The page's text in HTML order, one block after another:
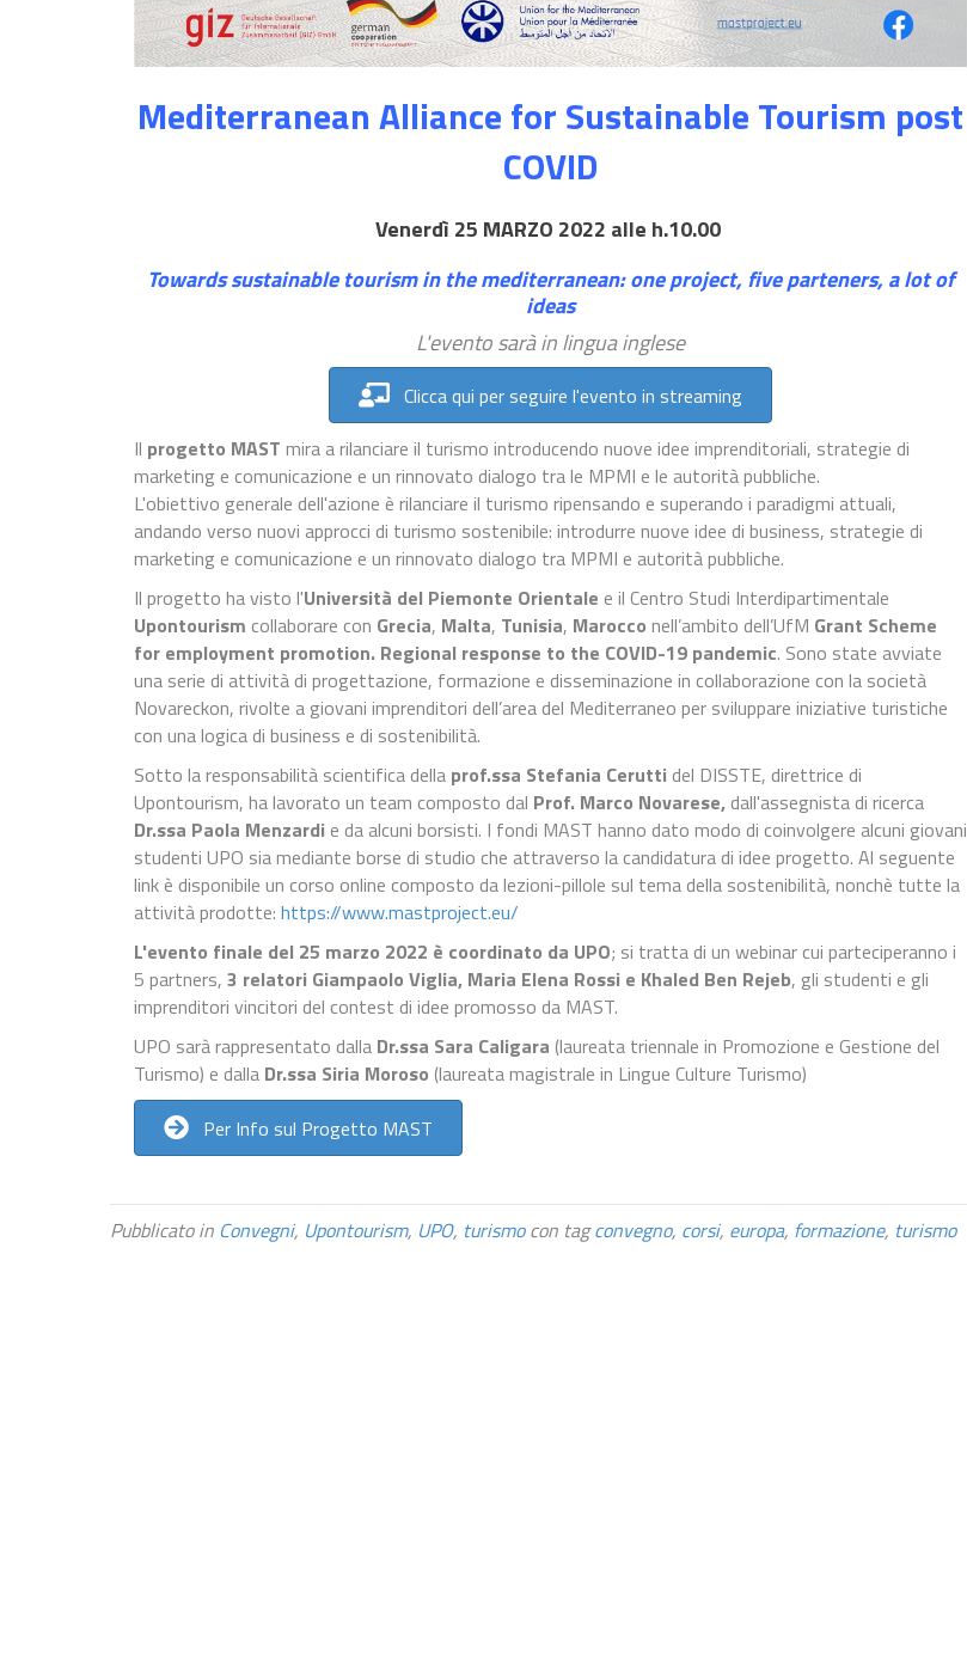
Mediterranean Alliancefor Sustainable Tourism post
COVID
Venerdì 25 MARZO 2022 alle h.10.00
Towards sustainable tourism in the mediterranean:one project, five parteners, a lot of
ideas
L'evento sarà in lingua inglese
Clicca qui per seguire l'evento in streaming
Il progetto MAST mira a rilanciare il turismo introducendo nuove idee imprenditoriali, strategie di
marketing e comunicazione e un rinnovato dialogo tra le MPMI e le autorità pubbliche.
L'obiettivo generale dell'azione è rilanciare il turismo ripensando e superando i paradigmi attuali,
andando verso nuovi approcci di turismo sostenibile: introdurre nuove idee di business, strategie di
marketing e comunicazione e un rinnovato dialogo tra MPMI e autorità pubbliche.
Il progetto ha visto l'Università del Piemonte Orientale e il Centro Studi Interdipartimentale
Upontourism collaborare con Grecia, Malta, Tunisia, Marocco nell’ambito dell’UfM Grant Scheme
for employment promotion. Regional response to the COVID-19 pandemic. Sono state avviate
una serie di attività di progettazione, formazione e disseminazione in collaborazione con la società
Novareckon, rivolte a giovani imprenditori dell’area del Mediterraneo per sviluppare iniziative turistiche
con una logica di business e di sostenibilità.
Sotto la responsabilità scientifica della prof.ssa Stefania Cerutti del DISSTE, direttrice di
Upontourism, ha lavorato un team composto dal Prof. Marco Novarese,dall'assegnista di ricerca
Dr.ssa Paola Menzardi e da alcuni borsisti. I fondi MAST hanno dato modo di coinvolgere alcuni giovani
studenti UPO sia mediante borse di studio che attraverso la candidatura di idee progetto. Al seguente
link è disponibile un corso online composto da lezioni-pillole sul tema della sostenibilità, nonchè tutte la
attività prodotte: https://www.mastproject.eu/
L'evento finale del 25 marzo 2022 è coordinato da UPO; si tratta di un webinar cui parteciperanno i
5 partners, 3 relatori Giampaolo Viglia, Maria Elena Rossi e Khaled Ben Rejeb, gli studenti e gli
imprenditori vincitori del contest di idee promosso da MAST.
UPO sarà rappresentato dalla Dr.ssa Sara Caligara (laureata triennale in Promozione e Gestione del
Turismo) e dalla Dr.ssa Siria Moroso (laureata magistrale in Lingue Culture Turismo)
Per Info sul Progetto MAST
Pubblicato in Convegni, Upontourism, UPO, turismocon tagconvegno, corsi, europa, formazione, turismo